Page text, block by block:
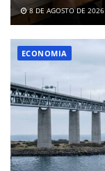
8 DE AGOSTO DE 2026
ECONOMIA